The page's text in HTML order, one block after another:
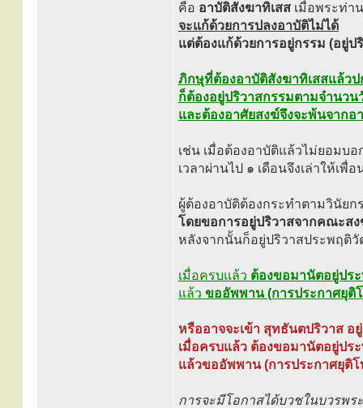
คือ อาบัติสังฆาทิเสส เมื่อพระท่า
จะแก้ด้วยการปลงอาบัติไม่ได้
แต่ต้องแก้ด้วยการอยู่กรรม (อยู่ป
ภิกษุที่ต้องอาบัติสังฆาทิเสสแล้ว
ก็ต้องอยู่ปริวาสกรรมตามจำนวน
และต้องอาศัยสงฆ์จึงจะพ้นจากอ
เช่น เมื่อต้องอาบัติแล้วไม่ยอมบ
เวลาผ่านไป ๑ เดือนจึงเล่าให้เพื่
ผู้ต้องอาบัติต้องกระทำตามวินัยก
โดยขอการอยู่ปริวาสจากคณะส
หลังจากนั้นก็อยู่ปริวาสประพฤติวั
เมื่อครบแล้ว ต้องขอมานัตอยู่ปร
แล้ว ขออัพพาน (การประกาศยุติ
หรืออาจจะเข้า สุทธันตปริวาส อ
เมื่อครบแล้ว ต้องขอมานัตอยู่ปร
แล้วขออัพพาน (การประกาศยุติ
การจะมีโอกาสได้บวชในบวรพร